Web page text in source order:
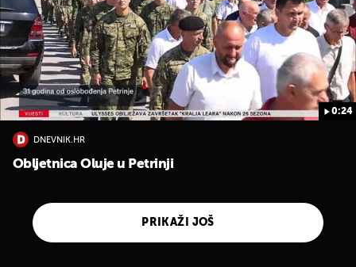
0:24
DNEVNIK.HR
Obljetnica Oluje u Petrinji
PRIKAŽI JOŠ